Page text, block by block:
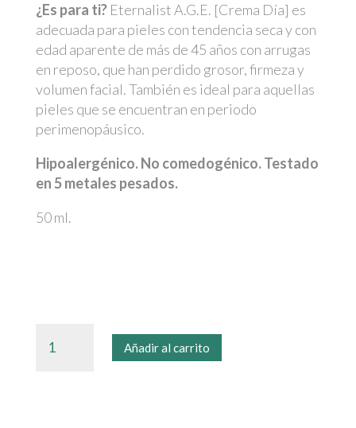
¿Es para ti?Eternalist A.G.E. [Crema Día] es
adecuada para pieles con tendencia seca y con
edad aparente de más de 45 años con arrugas
en reposo, que han perdido grosor, firmeza y
volumen facial. También es ideal para aquellas
pieles que se encuentran en periodo
perimenopáusico.
Hipoalergénico. No comedogénico. Testado
en 5 metales pesados.
50 ml.
A.G.E.
Añadir al carrito